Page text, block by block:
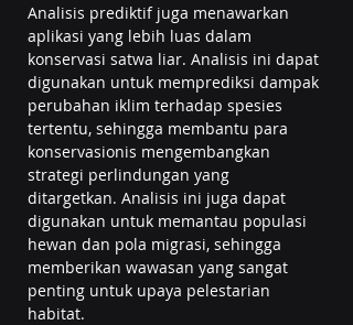
Analisis prediktif juga menawarkan
aplikasi yang lebih luas dalam
konservasi satwa liar. Analisis ini dapat
digunakan untuk memprediksi dampak
perubahan iklim terhadap spesies
tertentu, sehingga membantu para
konservasionis mengembangkan
strategi perlindungan yang
ditargetkan. Analisis ini juga dapat
digunakan untuk memantau populasi
hewan dan pola migrasi, sehingga
memberikan wawasan yang sangat
penting untuk upaya pelestarian
habitat.